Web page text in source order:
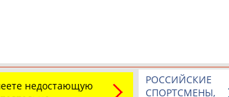
недостающую
РОССИЙСКИЕ
СПОРТСМЕНЫ,